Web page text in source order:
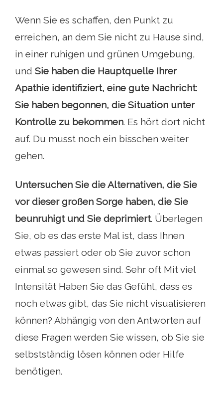
Wenn Sie es schaffen, den Punkt zu
erreichen, an dem Sie nicht zu Hause sind,
in einer ruhigen und grünen Umgebung,
und Sie haben die Hauptquelle Ihrer
Apathie identifiziert, eine gute Nachricht:
Sie haben begonnen, die Situation unter
Kontrolle zu bekommen. Es hört dort nicht
auf. Du musst noch ein bisschen weiter
gehen.
Untersuchen Sie die Alternativen, die Sie
vor dieser großen Sorge haben, die Sie
beunruhigt und Sie deprimiert. Überlegen
Sie, ob es das erste Mal ist, dass Ihnen
etwas passiert oder ob Sie zuvor schon
einmal so gewesen sind. Sehr oft Mit viel
Intensität Haben Sie das Gefühl, dass es
noch etwas gibt, das Sie nicht visualisieren
können? Abhängig von den Antworten auf
diese Fragen werden Sie wissen, ob Sie sie
selbstständig lösen können oder Hilfe
benötigen.